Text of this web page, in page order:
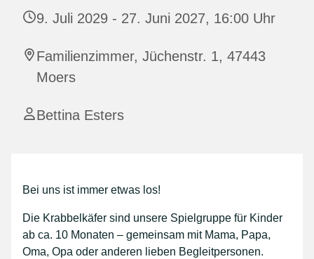
9. Juli 2029 - 27. Juni 2027, 16:00 Uhr
Familienzimmer, Jüchenstr. 1, 47443
Moers
Bettina Esters
Bei uns ist immer etwas los!
Die Krabbelkäfer sind unsere Spielgruppe für Kinder
ab ca. 10 Monaten – gemeinsam mit Mama, Papa,
Oma, Opa oder anderen lieben Begleitpersonen.